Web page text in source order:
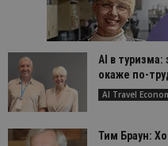
AI в
окаже по-
AI Travel
Тим Браун: